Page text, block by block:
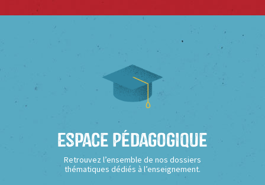
Espace Pédagogique
Retrouvez l’ensemble de nos dossiers
thématiques dédiés à l’enseignement.